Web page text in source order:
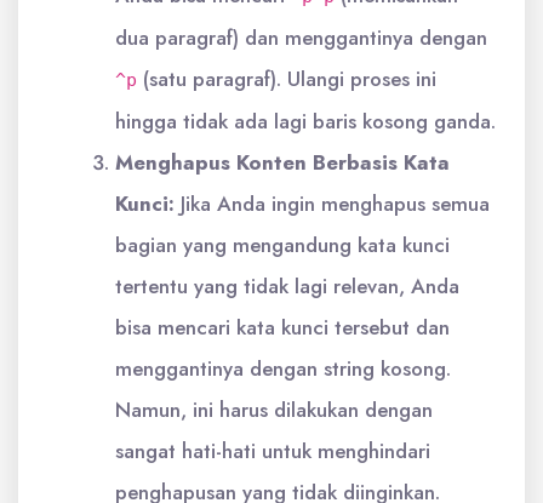
dua paragraf) dan menggantinya dengan
^p (satu paragraf). Ulangi proses ini
hingga tidak ada lagi baris kosong ganda.
Menghapus Konten Berbasis Kata
Kunci: Jika Anda ingin menghapus semua
bagian yang mengandung kata kunci
tertentu yang tidak lagi relevan, Anda
bisa mencari kata kunci tersebut dan
menggantinya dengan string kosong.
Namun, ini harus dilakukan dengan
sangat hati-hati untuk menghindari
penghapusan yang tidak diinginkan.